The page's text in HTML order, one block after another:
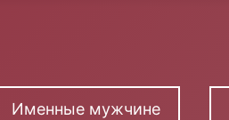
Именные мужчине